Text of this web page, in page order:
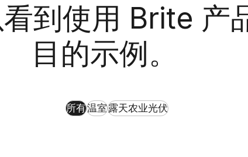
到使用 Brite 产
目的示例。
所有温室露天农业光伏